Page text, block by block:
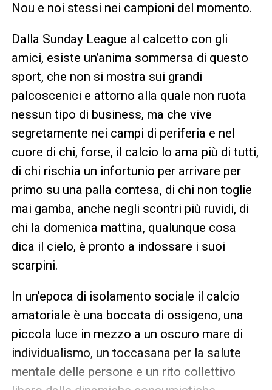
Nou e noi stessi nei campioni del momento.
Dalla Sunday League al calcetto con gli
amici, esiste un’anima sommersa di questo
sport, che non si mostra sui grandi
palcoscenici e attorno alla quale non ruota
nessun tipo di business, ma che vive
segretamente nei campi di periferia e nel
cuore di chi, forse, il calcio lo ama più di tutti,
di chi rischia un infortunio per arrivare per
primo su una palla contesa, di chi non toglie
mai gamba, anche negli scontri più ruvidi, di
chi la domenica mattina, qualunque cosa
dica il cielo, è pronto a indossare i suoi
scarpini.
In un’epoca di isolamento sociale il calcio
amatoriale è una boccata di ossigeno, una
piccola luce in mezzo a un oscuro mare di
individualismo, un toccasana per la salute
mentale delle persone e un rito collettivo